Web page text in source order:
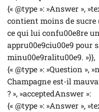
{« @type »: »Answer »,
contient moins de sucre
ce qui lui confu00e8re
appru00e9ciu00e9 pour
minu00e9ralitu00e9. »}},
{« @type »: »Question »,
Champagne est-il
? », »acceptedAnswer »:
{« @type »: »Answer »,